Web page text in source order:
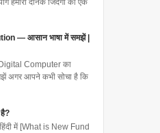
— आसान भाषा में समझें |
Computer का
अगर आपने कभी सोचा है कि
में [What is New Fund